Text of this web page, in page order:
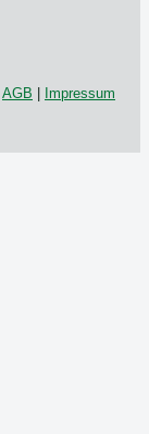
AGB | Impressum